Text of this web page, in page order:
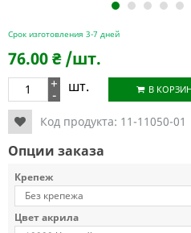
1 2 3 4 5
Срок изготовления 3-7 дней
76.00₴ /шт.
+
- шт. В
Код продукта: 11-11050-01
Опции заказа
Крепеж
Цвет акрила